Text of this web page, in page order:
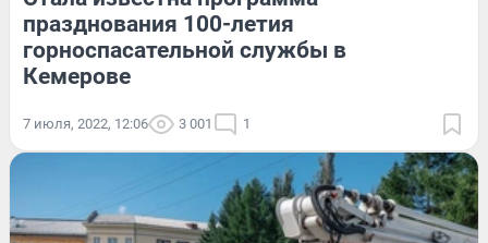
празднования 100-летия
горноспасательной службы в
Кемерове
7 июля, 2022, 12:06 3 001 1